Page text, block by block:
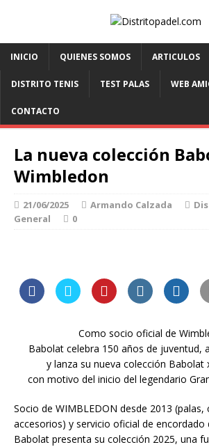
INICIO QUIENES SOMOS ARTICULOS
DISTRITO TENIS TEST PALAS WEB
CONTACTO
La nueva colección
Wimbledon
21/06/2025 Armando Calzada
General
0
Como socio oficial de
Babolat celebra 150 años de juventud,
y lanza su nueva colección Babolat
con motivo del inicio del legendario
Socio de WIMBLEDON desde 2013
accesorios) y servicio oficial de encordado
Babolat presenta su colección 2025, una